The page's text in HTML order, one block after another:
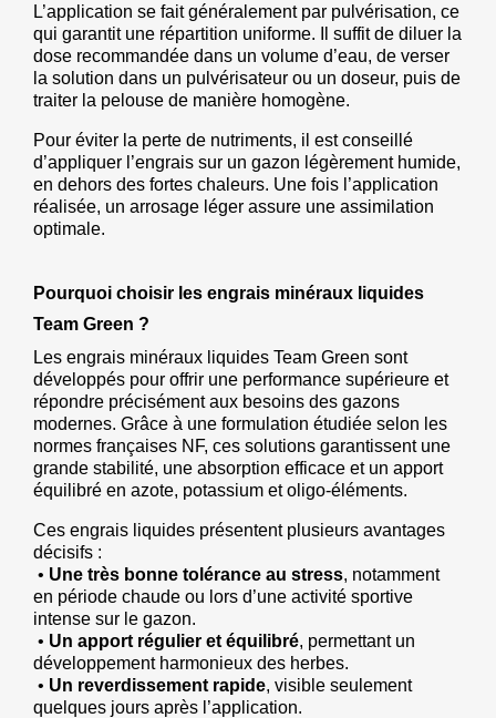
L’application se fait généralement par pulvérisation, ce
qui garantit une répartition uniforme. Il suffit de diluer la
dose recommandée dans un volume d’eau, de verser
la solution dans un pulvérisateur ou un doseur, puis de
traiter la pelouse de manière homogène.
Pour éviter la perte de nutriments, il est conseillé
d’appliquer l’engrais sur un gazon légèrement humide,
en dehors des fortes chaleurs. Une fois l’application
réalisée, un arrosage léger assure une assimilation
optimale.
Pourquoi choisir les engrais minéraux liquides
Team Green ?
Les engrais minéraux liquides Team Green sont
développés pour offrir une performance supérieure et
répondre précisément aux besoins des gazons
modernes. Grâce à une formulation étudiée selon les
normes françaises NF, ces solutions garantissent une
grande stabilité, une absorption efficace et un apport
équilibré en azote, potassium et oligo-éléments.
Ces engrais liquides présentent plusieurs avantages
décisifs :
• Une très bonne tolérance au stress, notamment
en période chaude ou lors d’une activité sportive
intense sur le gazon.
• Un apport régulier et équilibré, permettant un
développement harmonieux des herbes.
• Un reverdissement rapide, visible seulement
quelques jours après l’application.